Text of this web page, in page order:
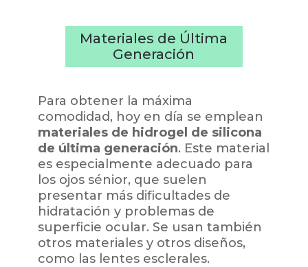
Materiales de Última
Generación
Para obtener la máxima
comodidad, hoy en día se emplean
materiales de hidrogel de silicona
de última generación. Este material
es especialmente adecuado para
los ojos sénior, que suelen
presentar más dificultades de
hidratación y problemas de
superficie ocular. Se usan también
otros materiales y otros diseños,
como las lentes esclerales.